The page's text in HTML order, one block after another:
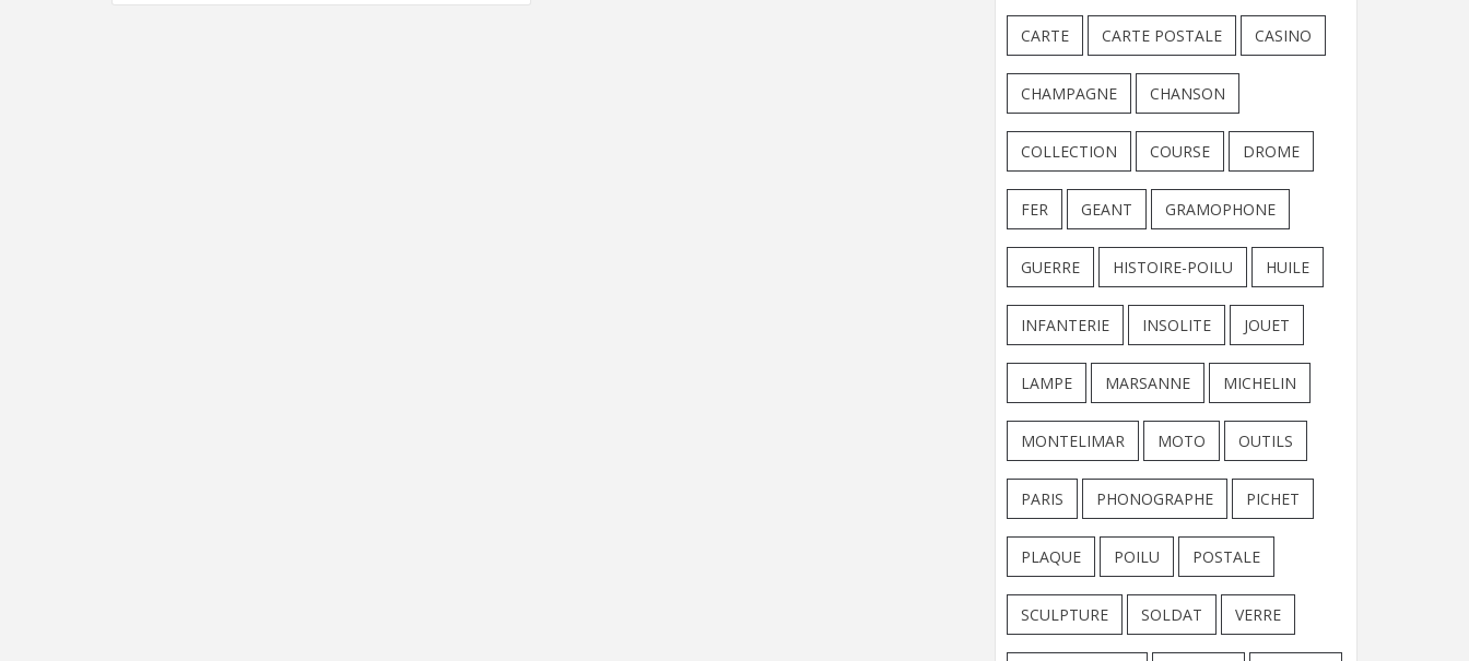
CARTE CARTE POSTALE CASINO
CHAMPAGNE CHANSON
COLLECTION COURSE DROME
FER GEANT GRAMOPHONE
GUERRE HISTOIRE-POILU HUILE
INFANTERIE INSOLITE JOUET
LAMPE MARSANNE MICHELIN
MONTELIMAR MOTO OUTILS
PARIS PHONOGRAPHE PICHET
PLAQUE POILU POSTALE
SCULPTURE SOLDAT VERRE